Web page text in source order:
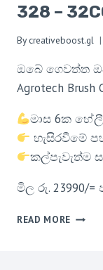
328 –
Bycreativeboost.gl
ඔබේ ගෙවත්ත
Agrotech Brush
මාස 6ක
හැසිරවීමේ
කල්පැවැත්ම
මිල රු. 23990/
READ MORE